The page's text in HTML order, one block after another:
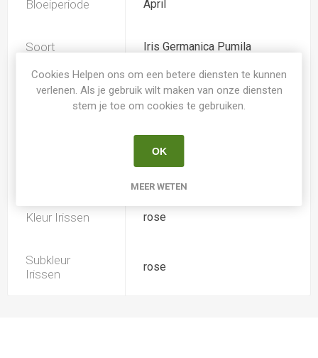
Bloeiperiode April
Soort Iris Germanica Pumila
Iris type SDB
1993
Kleur Irissen rose
Subkleur
Irissen
rose
Cookies Helpen ons om een betere diensten te kunnen
verlenen. Als je gebruik wilt maken van onze diensten
stem je toe om cookies te gebruiken.
OK
MEER WETEN